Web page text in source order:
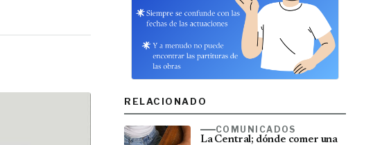
RELACIONADO
COMUNICADOS
La Central; dónde comer una